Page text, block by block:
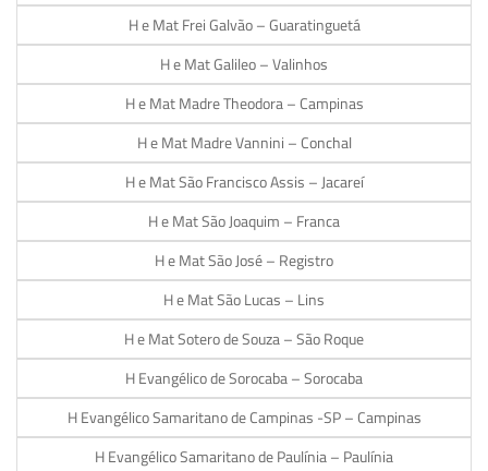
H e Mat Frei Galvão – Guaratinguetá
H e Mat Galileo – Valinhos
H e Mat Madre Theodora – Campinas
H e Mat Madre Vannini – Conchal
H e Mat São Francisco Assis – Jacareí
H e Mat São Joaquim – Franca
H e Mat São José – Registro
H e Mat São Lucas – Lins
H e Mat Sotero de Souza – São Roque
H Evangélico de Sorocaba – Sorocaba
H Evangélico Samaritano de Campinas -SP – Campinas
H Evangélico Samaritano de Paulínia – Paulínia